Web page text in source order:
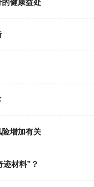
健康益处
增加有关
材料”？